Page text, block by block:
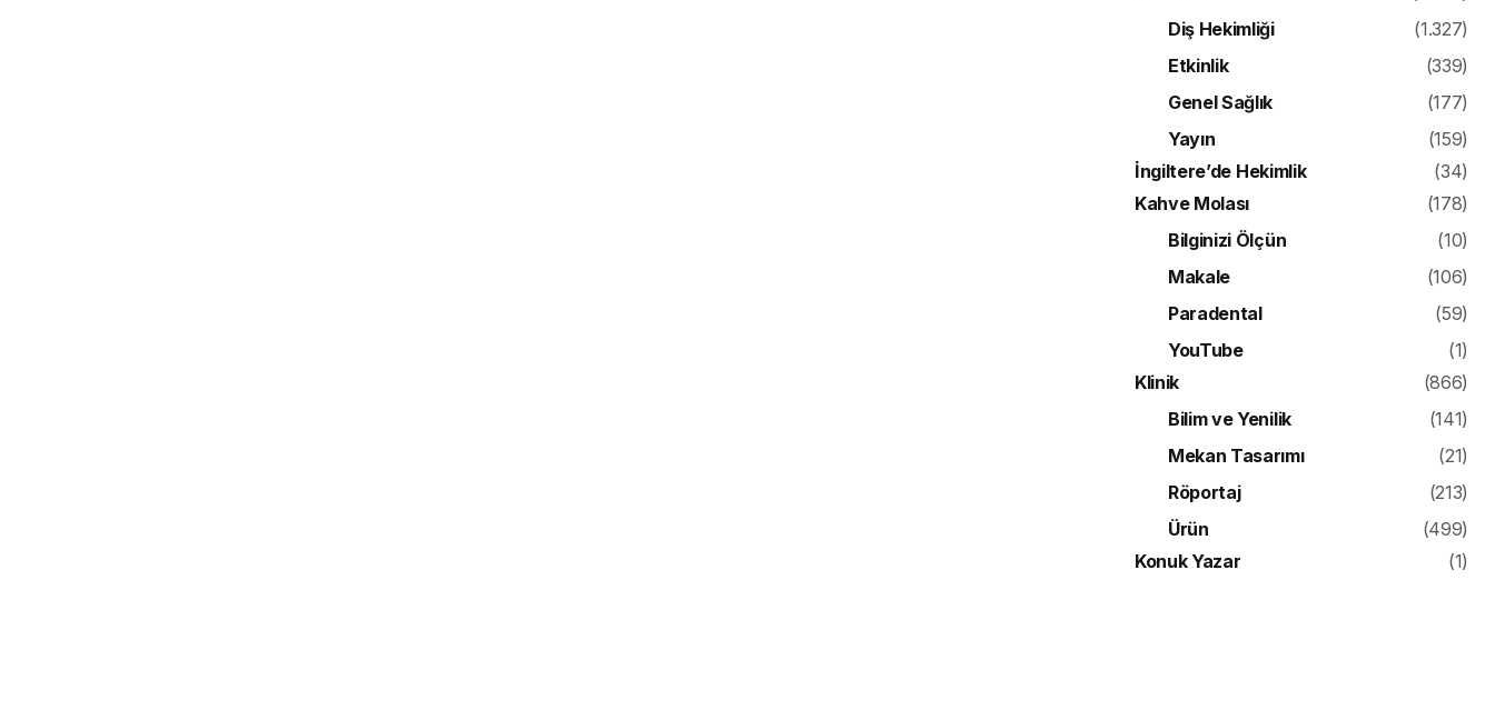
Diş Hekimliği
(1.327)
Etkinlik
(339)
Genel Sağlık
(177)
Yayın
(159)
İngiltere’de Hekimlik
(34)
Kahve Molası
(178)
Bilginizi Ölçün
(10)
Makale
(106)
Paradental
(59)
YouTube
(1)
Klinik
(866)
Bilim ve Yenilik
(141)
Mekan Tasarımı
(21)
Röportaj
(213)
Ürün
(499)
Konuk Yazar
(1)